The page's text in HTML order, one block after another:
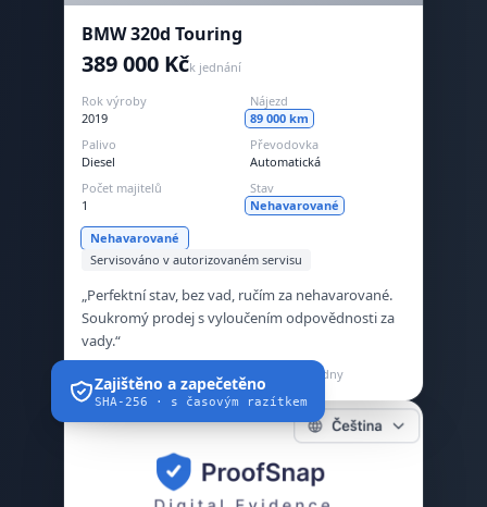
BMW 320d Touring
389 000 Kčk jednání
Rok výroby
2019
Nájezd
89 000 km
Palivo
Diesel
Převodovka
Automatická
Počet majitelů
1
Stav
Nehavarované
Nehavarované
Servisováno v autorizovaném servisu
„Perfektní stav, bez vad, ručím za nehavarované.
Soukromý prodej s vyloučením odpovědnosti za
vady.“
Soukromá osoba · 110 00 Praha · aktivní 3 dny
Zajištěno a zapečetěno
SHA-256 · s časovým razítkem